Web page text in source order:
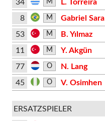
34
M L. Torreira
8 M
Gabriel Sara
53
M B. Yılmaz
11 M Y. Akgün
77 O N. Lang
45 O V. Osimhen
ERSATZSPIELER